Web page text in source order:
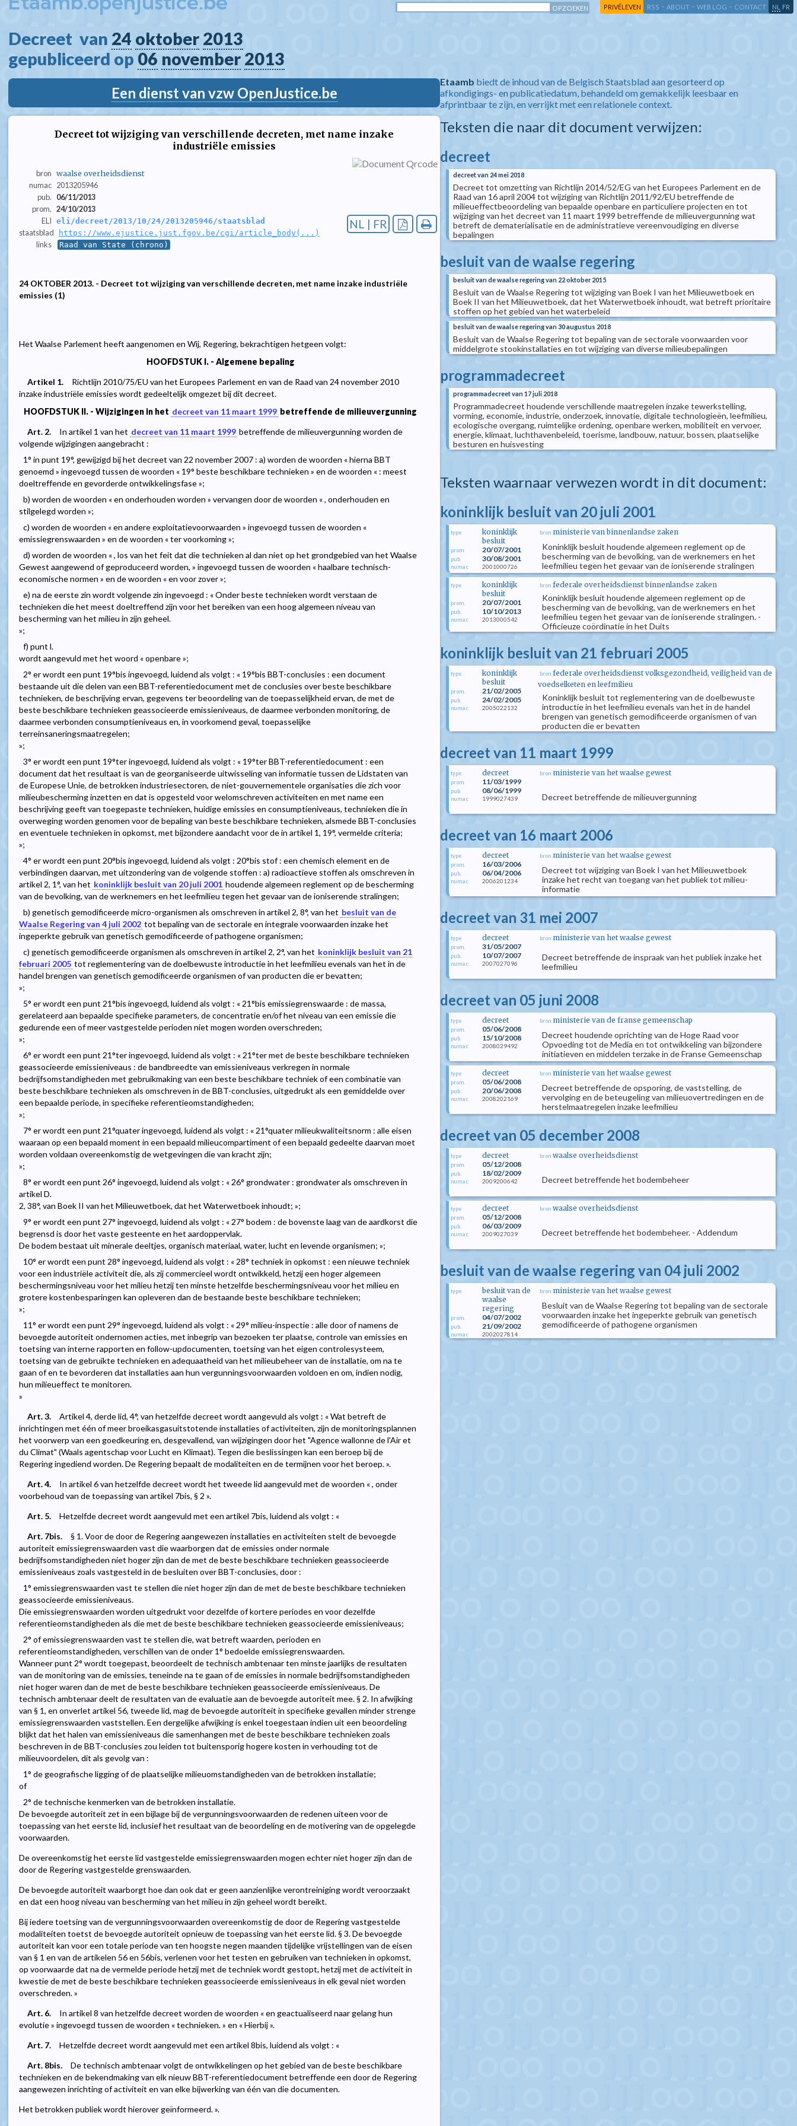
PRIVÉLEVEN RSS - ABOUT - WEB LOG - CONTACT NL FR
Decreet  van 24 oktober 2013
gepubliceerd op 06 november 2013
Een dienst van vzw OpenJustice.be
Decreet tot wijziging van verschillende decreten, met name inzake
industriële emissies
bron waalse overheidsdienst
numac 2013205946
pub.
06/11/2013
prom. 24/10/2013
ELI eli/decreet/2013/10/24/2013205946/staatsblad
staatsblad https://www.ejustice.just.fgov.be/cgi/article_body(...)
links Raad van State (chrono)
NL | FR
24 OKTOBER 2013. - Decreet tot wijziging van verschillende decreten, met name inzake industriële
emissies (1)
Het Waalse Parlement heeft aangenomen en Wij, Regering, bekrachtigen hetgeen volgt:
HOOFDSTUK I. - Algemene bepaling
Artikel 1.
Richtlijn 2010/75/EU van het Europees Parlement en van de Raad van 24 november 2010
inzake industriële emissies wordt gedeeltelijk omgezet bij dit decreet.
HOOFDSTUK II. - Wijzigingen in het decreet van 11 maart 1999 betreffende de milieuvergunning
Art. 2.
In artikel 1 van het decreet van 11 maart 1999 betreffende de milieuvergunning worden de
volgende wijzigingen aangebracht :
1° in punt 19°, gewijzigd bij het decreet van 22 november 2007 : a) worden de woorden « hierna BBT
genoemd » ingevoegd tussen de woorden « 19° beste beschikbare technieken » en de woorden « : meest
doeltreffende en gevorderde ontwikkelingsfase »;
b) worden de woorden « en onderhouden worden » vervangen door de woorden « , onderhouden en
stilgelegd worden »;
c) worden de woorden « en andere exploitatievoorwaarden » ingevoegd tussen de woorden «
emissiegrenswaarden » en de woorden « ter voorkoming »;
d) worden de woorden « , los van het feit dat die technieken al dan niet op het grondgebied van het Waalse
Gewest aangewend of geproduceerd worden, » ingevoegd tussen de woorden « haalbare technisch-
economische normen » en de woorden « en voor zover »;
e) na de eerste zin wordt volgende zin ingevoegd : « Onder beste technieken wordt verstaan de
technieken die het meest doeltreffend zijn voor het bereiken van een hoog algemeen niveau van
bescherming van het milieu in zijn geheel.
»;
f) punt l.
wordt aangevuld met het woord « openbare »;
2° er wordt een punt 19°bis ingevoegd, luidend als volgt : « 19°bis BBT-conclusies : een document
bestaande uit die delen van een BBT-referentiedocument met de conclusies over beste beschikbare
technieken, de beschrijving ervan, gegevens ter beoordeling van de toepasselijkheid ervan, de met de
beste beschikbare technieken geassocieerde emissieniveaus, de daarmee verbonden monitoring, de
daarmee verbonden consumptieniveaus en, in voorkomend geval, toepasselijke
terreinsaneringsmaatregelen;
»;
3° er wordt een punt 19°ter ingevoegd, luidend als volgt : « 19°ter BBT-referentiedocument : een
document dat het resultaat is van de georganiseerde uitwisseling van informatie tussen de Lidstaten van
de Europese Unie, de betrokken industriesectoren, de niet-gouvernementele organisaties die zich voor
milieubescherming inzetten en dat is opgesteld voor welomschreven activiteiten en met name een
beschrijving geeft van toegepaste technieken, huidige emissies en consumptieniveaus, technieken die in
overweging worden genomen voor de bepaling van beste beschikbare technieken, alsmede BBT-conclusies
en eventuele technieken in opkomst, met bijzondere aandacht voor de in artikel 1, 19°, vermelde criteria;
»;
4° er wordt een punt 20°bis ingevoegd, luidend als volgt : 20°bis stof : een chemisch element en de
verbindingen daarvan, met uitzondering van de volgende stoffen : a) radioactieve stoffen als omschreven in
artikel 2, 1°, van het koninklijk besluit van 20 juli 2001 houdende algemeen reglement op de bescherming
van de bevolking, van de werknemers en het leefmilieu tegen het gevaar van de ioniserende stralingen;
b) genetisch gemodificeerde micro-organismen als omschreven in artikel 2, 8°, van het besluit van de
Waalse Regering van 4 juli 2002 tot bepaling van de sectorale en integrale voorwaarden inzake het
ingeperkte gebruik van genetisch gemodificeerde of pathogene organismen;
c) genetisch gemodificeerde organismen als omschreven in artikel 2, 2°, van het koninklijk besluit van 21
februari 2005 tot reglementering van de doelbewuste introductie in het leefmilieu evenals van het in de
handel brengen van genetisch gemodificeerde organismen of van producten die er bevatten;
»;
5° er wordt een punt 21°bis ingevoegd, luidend als volgt : « 21°bis emissiegrenswaarde : de massa,
gerelateerd aan bepaalde specifieke parameters, de concentratie en/of het niveau van een emissie die
gedurende een of meer vastgestelde perioden niet mogen worden overschreden;
»;
6° er wordt een punt 21°ter ingevoegd, luidend als volgt : « 21°ter met de beste beschikbare technieken
geassocieerde emissieniveaus : de bandbreedte van emissieniveaus verkregen in normale
bedrijfsomstandigheden met gebruikmaking van een beste beschikbare techniek of een combinatie van
beste beschikbare technieken als omschreven in de BBT-conclusies, uitgedrukt als een gemiddelde over
een bepaalde periode, in specifieke referentieomstandigheden;
»;
7° er wordt een punt 21°quater ingevoegd, luidend als volgt : « 21°quater milieukwaliteitsnorm : alle eisen
waaraan op een bepaald moment in een bepaald milieucompartiment of een bepaald gedeelte daarvan moet
worden voldaan overeenkomstig de wetgevingen die van kracht zijn;
»;
8° er wordt een punt 26° ingevoegd, luidend als volgt : « 26° grondwater : grondwater als omschreven in
artikel D.
2, 38°, van Boek II van het Milieuwetboek, dat het Waterwetboek inhoudt; »;
9° er wordt een punt 27° ingevoegd, luidend als volgt : « 27° bodem : de bovenste laag van de aardkorst die
begrensd is door het vaste gesteente en het aardoppervlak.
De bodem bestaat uit minerale deeltjes, organisch materiaal, water, lucht en levende organismen; »;
10° er wordt een punt 28° ingevoegd, luidend als volgt : « 28° techniek in opkomst : een nieuwe techniek
voor een industriële activiteit die, als zij commercieel wordt ontwikkeld, hetzij een hoger algemeen
beschermingsniveau voor het milieu hetzij ten minste hetzelfde beschermingsniveau voor het milieu en
grotere kostenbesparingen kan opleveren dan de bestaande beste beschikbare technieken;
»;
11° er wordt een punt 29° ingevoegd, luidend als volgt : « 29° milieu-inspectie : alle door of namens de
bevoegde autoriteit ondernomen acties, met inbegrip van bezoeken ter plaatse, controle van emissies en
toetsing van interne rapporten en follow-updocumenten, toetsing van het eigen controlesysteem,
toetsing van de gebruikte technieken en adequaatheid van het milieubeheer van de installatie, om na te
gaan of en te bevorderen dat installaties aan hun vergunningsvoorwaarden voldoen en om, indien nodig,
hun milieueffect te monitoren.
»
Art. 3.
Artikel 4, derde lid, 4°, van hetzelfde decreet wordt aangevuld als volgt : « Wat betreft de
inrichtingen met één of meer broeikasgasuitstotende installaties of activiteiten, zijn de monitoringsplannen
het voorwerp van een goedkeuring en, desgevallend, van wijzigingen door het "Agence wallonne de l'Air et
du Climat" (Waals agentschap voor Lucht en Klimaat). Tegen die beslissingen kan een beroep bij de
Regering ingediend worden. De Regering bepaalt de modaliteiten en de termijnen voor het beroep. ».
Art. 4.
In artikel 6 van hetzelfde decreet wordt het tweede lid aangevuld met de woorden « , onder
voorbehoud van de toepassing van artikel 7bis, § 2 ».
Art. 5.
Hetzelfde decreet wordt aangevuld met een artikel 7bis, luidend als volgt : «
Art. 7bis.
§ 1. Voor de door de Regering aangewezen installaties en activiteiten stelt de bevoegde
autoriteit emissiegrenswaarden vast die waarborgen dat de emissies onder normale
bedrijfsomstandigheden niet hoger zijn dan de met de beste beschikbare technieken geassocieerde
emissieniveaus zoals vastgesteld in de besluiten over BBT-conclusies, door :
1° emissiegrenswaarden vast te stellen die niet hoger zijn dan de met de beste beschikbare technieken
geassocieerde emissieniveaus.
Die emissiegrenswaarden worden uitgedrukt voor dezelfde of kortere periodes en voor dezelfde
referentieomstandigheden als die met de beste beschikbare technieken geassocieerde emissieniveaus;
2° of emissiegrenswaarden vast te stellen die, wat betreft waarden, perioden en
referentieomstandigheden, verschillen van de onder 1° bedoelde emissiegrenswaarden.
Wanneer punt 2° wordt toegepast, beoordeelt de technisch ambtenaar ten minste jaarlijks de resultaten
van de monitoring van de emissies, teneinde na te gaan of de emissies in normale bedrijfsomstandigheden
niet hoger waren dan de met de beste beschikbare technieken geassocieerde emissieniveaus. De
technisch ambtenaar deelt de resultaten van de evaluatie aan de bevoegde autoriteit mee. § 2. In afwijking
van § 1, en onverlet artikel 56, tweede lid, mag de bevoegde autoriteit in specifieke gevallen minder strenge
emissiegrenswaarden vaststellen. Een dergelijke afwijking is enkel toegestaan indien uit een beoordeling
blijkt dat het halen van emissieniveaus die samenhangen met de beste beschikbare technieken zoals
beschreven in de BBT-conclusies zou leiden tot buitensporig hogere kosten in verhouding tot de
milieuvoordelen, dit als gevolg van :
1° de geografische ligging of de plaatselijke milieuomstandigheden van de betrokken installatie;
of
2° de technische kenmerken van de betrokken installatie.
De bevoegde autoriteit zet in een bijlage bij de vergunningsvoorwaarden de redenen uiteen voor de
toepassing van het eerste lid, inclusief het resultaat van de beoordeling en de motivering van de opgelegde
voorwaarden.
De overeenkomstig het eerste lid vastgestelde emissiegrenswaarden mogen echter niet hoger zijn dan de
door de Regering vastgestelde grenswaarden.
De bevoegde autoriteit waarborgt hoe dan ook dat er geen aanzienlijke verontreiniging wordt veroorzaakt
en dat een hoog niveau van bescherming van het milieu in zijn geheel wordt bereikt.
Bij iedere toetsing van de vergunningsvoorwaarden overeenkomstig de door de Regering vastgestelde
modaliteiten toetst de bevoegde autoriteit opnieuw de toepassing van het eerste lid. § 3. De bevoegde
autoriteit kan voor een totale periode van ten hoogste negen maanden tijdelijke vrijstellingen van de eisen
van § 1 en van de artikelen 56 en 56bis, verlenen voor het testen en gebruiken van technieken in opkomst,
op voorwaarde dat na de vermelde periode hetzij met de techniek wordt gestopt, hetzij met de activiteit in
kwestie de met de beste beschikbare technieken geassocieerde emissieniveaus in elk geval niet worden
overschreden. »
Art. 6.
In artikel 8 van hetzelfde decreet worden de woorden « en geactualiseerd naar gelang hun
evolutie » ingevoegd tussen de woorden « technieken. » en « Hierbij ».
Art. 7.
Hetzelfde decreet wordt aangevuld met een artikel 8bis, luidend als volgt : «
Art. 8bis.
De technisch ambtenaar volgt de ontwikkelingen op het gebied van de beste beschikbare
technieken en de bekendmaking van elk nieuw BBT-referentiedocument betreffende een door de Regering
aangewezen inrichting of activiteit en van elke bijwerking van één van die documenten.
Het betrokken publiek wordt hierover geïnformeerd. ».
Etaamb biedt de inhoud van de Belgisch Staatsblad aan gesorteerd op
afkondigings- en publicatiedatum, behandeld om gemakkelijk leesbaar en
afprintbaar te zijn, en verrijkt met een relationele context.
Teksten die naar dit document verwijzen:
decreet
decreet van 24 mei 2018
Decreet tot omzetting van Richtlijn 2014/52/EG van het Europees Parlement en de
Raad van 16 april 2004 tot wijziging van Richtlijn 2011/92/EU betreffende de
milieueffectbeoordeling van bepaalde openbare en particuliere projecten en tot
wijziging van het decreet van 11 maart 1999 betreffende de milieuvergunning wat
betreft de dematerialisatie en de administratieve vereenvoudiging en diverse
bepalingen
besluit van de waalse regering
besluit van de waalse regering van 22 oktober 2015
Besluit van de Waalse Regering tot wijziging van Boek I van het Milieuwetboek en
Boek II van het Milieuwetboek, dat het Waterwetboek inhoudt, wat betreft prioritaire
stoffen op het gebied van het waterbeleid
besluit van de waalse regering van 30 augustus 2018
Besluit van de Waalse Regering tot bepaling van de sectorale voorwaarden voor
middelgrote stookinstallaties en tot wijziging van diverse milieubepalingen
programmadecreet
programmadecreet van 17 juli 2018
Programmadecreet houdende verschillende maatregelen inzake tewerkstelling,
vorming, economie, industrie, onderzoek, innovatie, digitale technologieën, leefmilieu,
ecologische overgang, ruimtelijke ordening, openbare werken, mobiliteit en vervoer,
energie, klimaat, luchthavenbeleid, toerisme, landbouw, natuur, bossen, plaatselijke
besturen en huisvesting
Teksten waarnaar verwezen wordt in dit document:
koninklijk besluit van 20 juli 2001
type
koninklijk
besluit
prom. 20/07/2001
pub. 30/08/2001
numac 2001000726
bron ministerie van binnenlandse zaken
Koninklijk besluit houdende algemeen reglement op de
bescherming van de bevolking, van de werknemers en het
leefmilieu tegen het gevaar van de ioniserende stralingen
type
koninklijk
besluit
prom. 20/07/2001
pub. 10/10/2013
numac 2013000542
bron federale overheidsdienst binnenlandse zaken
Koninklijk besluit houdende algemeen reglement op de
bescherming van de bevolking, van de werknemers en het
leefmilieu tegen het gevaar van de ioniserende stralingen. -
Officieuze coördinatie in het Duits
koninklijk besluit van 21 februari 2005
type
koninklijk
besluit
prom. 21/02/2005
pub. 24/02/2005
numac 2005022132
bron federale overheidsdienst volksgezondheid, veiligheid van de
voedselketen en leefmilieu
Koninklijk besluit tot reglementering van de doelbewuste
introductie in het leefmilieu evenals van het in de handel
brengen van genetisch gemodificeerde organismen of van
producten die er bevatten
decreet van 11 maart 1999
type decreet
prom. 11/03/1999
pub. 08/06/1999
numac 1999027439
bron ministerie van het waalse gewest
Decreet betreffende de milieuvergunning
decreet van 16 maart 2006
type decreet
prom. 16/03/2006
pub. 06/04/2006
numac 2006201234
bron ministerie van het waalse gewest
Decreet tot wijziging van Boek I van het Milieuwetboek
inzake het recht van toegang van het publiek tot milieu-
informatie
decreet van 31 mei 2007
type decreet
prom. 31/05/2007
pub. 10/07/2007
numac 2007027096
bron ministerie van het waalse gewest
Decreet betreffende de inspraak van het publiek inzake het
leefmilieu
decreet van 05 juni 2008
type decreet
prom. 05/06/2008
pub. 15/10/2008
numac 2008029492
bron ministerie van de franse gemeenschap
Decreet houdende oprichting van de Hoge Raad voor
Opvoeding tot de Media en tot ontwikkeling van bijzondere
initiatieven en middelen terzake in de Franse Gemeenschap
type decreet
prom. 05/06/2008
pub. 20/06/2008
numac 2008202169
bron ministerie van het waalse gewest
Decreet betreffende de opsporing, de vaststelling, de
vervolging en de beteugeling van milieuovertredingen en de
herstelmaatregelen inzake leefmilieu
decreet van 05 december 2008
type decreet
prom. 05/12/2008
pub. 18/02/2009
numac 2009200642
bron waalse overheidsdienst
Decreet betreffende het bodembeheer
type decreet
prom. 05/12/2008
pub. 06/03/2009
numac 2009027039
bron waalse overheidsdienst
Decreet betreffende het bodembeheer. - Addendum
besluit van de waalse regering van 04 juli 2002
type
besluit van de
waalse
regering
prom. 04/07/2002
pub. 21/09/2002
numac 2002027814
bron ministerie van het waalse gewest
Besluit van de Waalse Regering tot bepaling van de sectorale
voorwaarden inzake het ingeperkte gebruik van genetisch
gemodificeerde of pathogene organismen